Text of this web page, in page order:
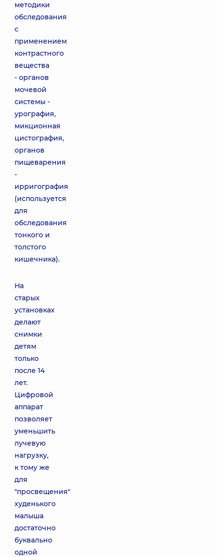
методики
обследования
с
применением
контрастного
вещества
- органов
мочевой
системы -
урография,
микционная
цистография,
органов
пищеварения
-
ирригография
(используется
для
обследования
тонкого и
толстого
кишечника).
На
старых
установках
делают
снимки
детям
только
после 14
лет.
Цифровой
аппарат
позволяет
уменьшить
лучевую
нагрузку,
к тому же
для
"просвещения"
худенького
малыша
достаточно
буквально
одной